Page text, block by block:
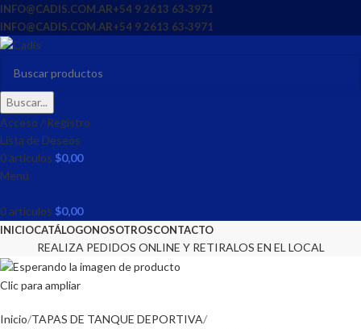
INFO@CADIS.COM.AR‪+54 9 2613 63‑3971‬
INFO@CADIS.COM.AR‪+54 9 2613 63‑3971‬
Buscar...
Acceso / Registro
Lista de Deseos
0artículos $0,00
Menú
0artículos $0,00
INICIOCATÁLOGONOSOTROSCONTACTO
REALIZA PEDIDOS ONLINE Y RETIRALOS EN EL LOCAL
Clic para ampliar
Inicio TAPAS DE TANQUE DEPORTIVA